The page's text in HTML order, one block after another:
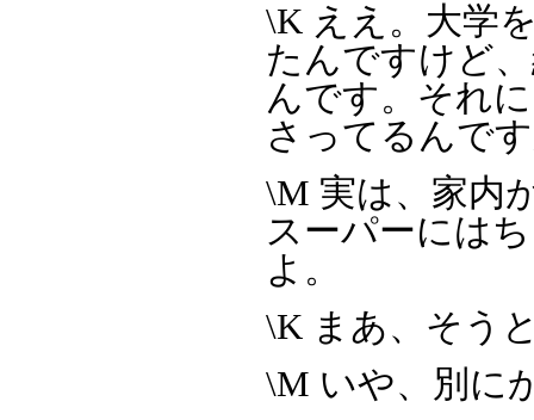
\K ええ。大学
たんですけど
んです。それ
さってるんで
\M 実は、家内
スーパーには
よ。
\K まあ、そう
\M いや、別に